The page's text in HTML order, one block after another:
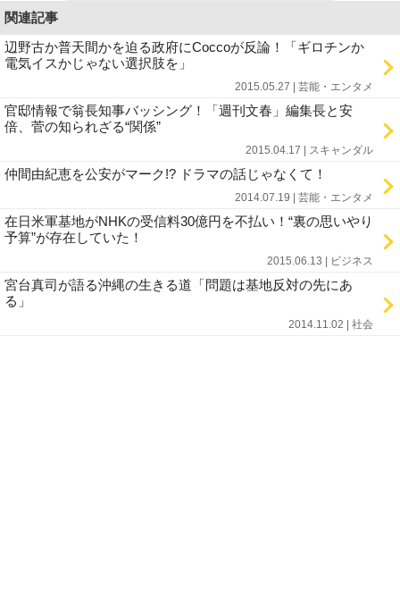
関連記事
辺野古か普天間かを迫る政府にCoccoが反論！「ギロチンか
電気イスかじゃない選択肢を」
2015.05.27 | 芸能・エンタメ
官邸情報で翁長知事バッシング！「週刊文春」編集長と安
倍、菅の知られざる“関係”
2015.04.17 | スキャンダル
仲間由紀恵を公安がマーク!? ドラマの話じゃなくて！
2014.07.19 | 芸能・エンタメ
在日米軍基地がNHKの受信料30億円を不払い！“裏の思いやり
予算”が存在していた！
2015.06.13 | ビジネス
宮台真司が語る沖縄の生きる道「問題は基地反対の先にあ
る」
2014.11.02 | 社会